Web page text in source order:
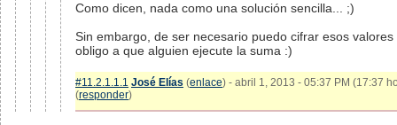
Como dicen, nada como una solución sencilla... ;)
Sin embargo, de ser necesario puedo cifrar esos valores
obligo a que alguien ejecute la suma :)
#11.2.1.1.1 José Elías (enlace) - abril 1, 2013 - 05:37 PM (17:37
(responder)